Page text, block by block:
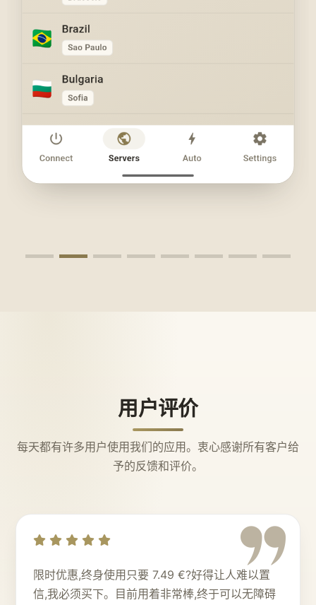
用户评价
每天都有许多用户使用我们的应用。衷心感谢所有客户给
予的反馈和评价。
限时优惠,终身使用只要 7.49 €?好得让人难以置
信,我必须买下。目前用着非常棒,终于可以无障碍